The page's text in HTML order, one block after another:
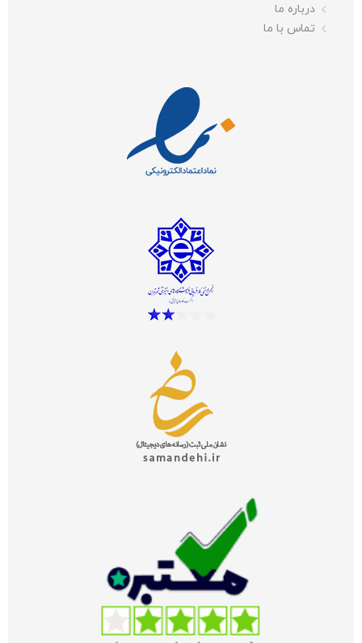
درباره ما
تماس با ما